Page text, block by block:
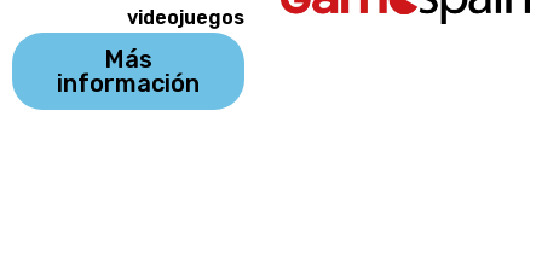
videojuegos
Más
información